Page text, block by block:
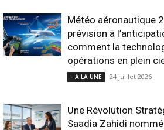
Météo aéronautique
prévision à
comment la
opérations en plein
- A LA UNE 24 juillet 2026
Une Révolution
Saadia Zahidi